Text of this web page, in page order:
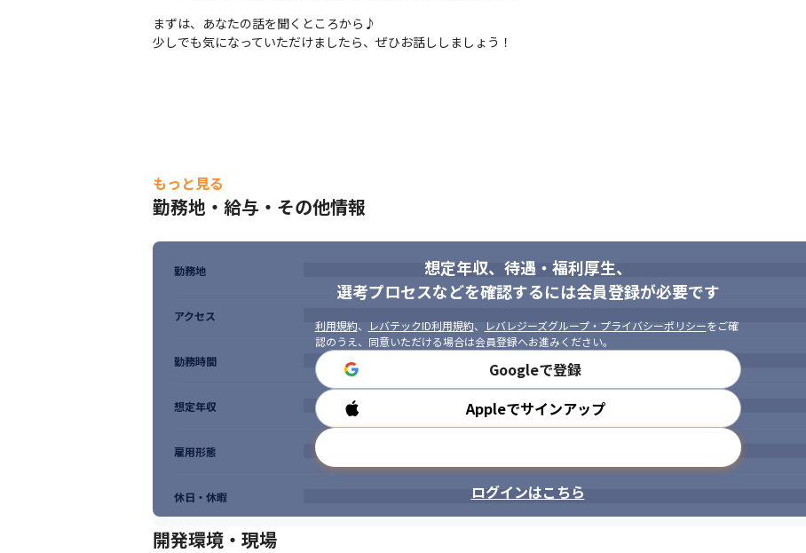
まずは、あなたの話を聞くところから♪
少しでも気になっていただけましたら、ぜひお話ししましょう！
もっと見る
勤務地・給与・その他情報
想定年収、待遇・福利厚生、
選考プロセスなどを確認するには会員登録が必要です
利用規約、 レバテックID利用規約、 レバレジーズグループ・プライバシーポリシーをご確
認のうえ、同意いただける場合は会員登録へお進みください。
Googleで登録
Appleでサインアップ
ログインはこちら
勤務地
アクセス
勤務時間
想定年収
雇用形態
休日・休暇
開発環境・現場